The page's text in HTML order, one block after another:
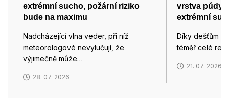
extrémní sucho, požární riziko
bude na maximu
Nadcházející vlna veder, při níž
meteorologové nevylučují, že
výjimečně může…
28. 07. 2026
vrstva půdy,
extrémní
Díky dešťům v
téměř celé
21. 07. 2026